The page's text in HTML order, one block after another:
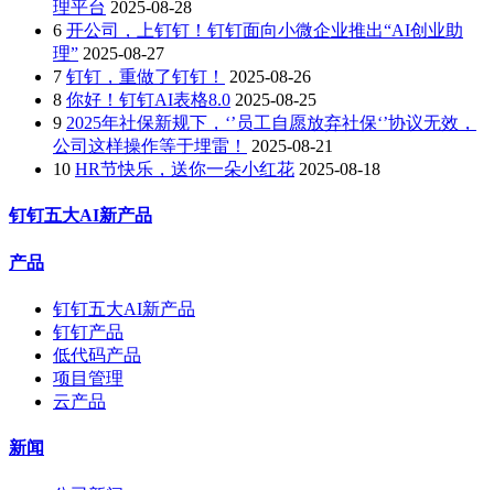
理平台 2025-08-28
6 开公司，上钉钉！钉钉面向小微企业推出“AI创业助
理” 2025-08-27
7 钉钉，重做了钉钉！
2025-08-26
8 你好！钉钉AI表格8.0 2025-08-25
9 2025年社保新规下，‘’员工自愿放弃社保‘’协议无效，
公司这样操作等于埋雷！
2025-08-21
10 HR节快乐，送你一朵小红花 2025-08-18
钉钉五大AI新产品
产品
钉钉五大AI新产品
钉钉产品
低代码产品
项目管理
云产品
新闻